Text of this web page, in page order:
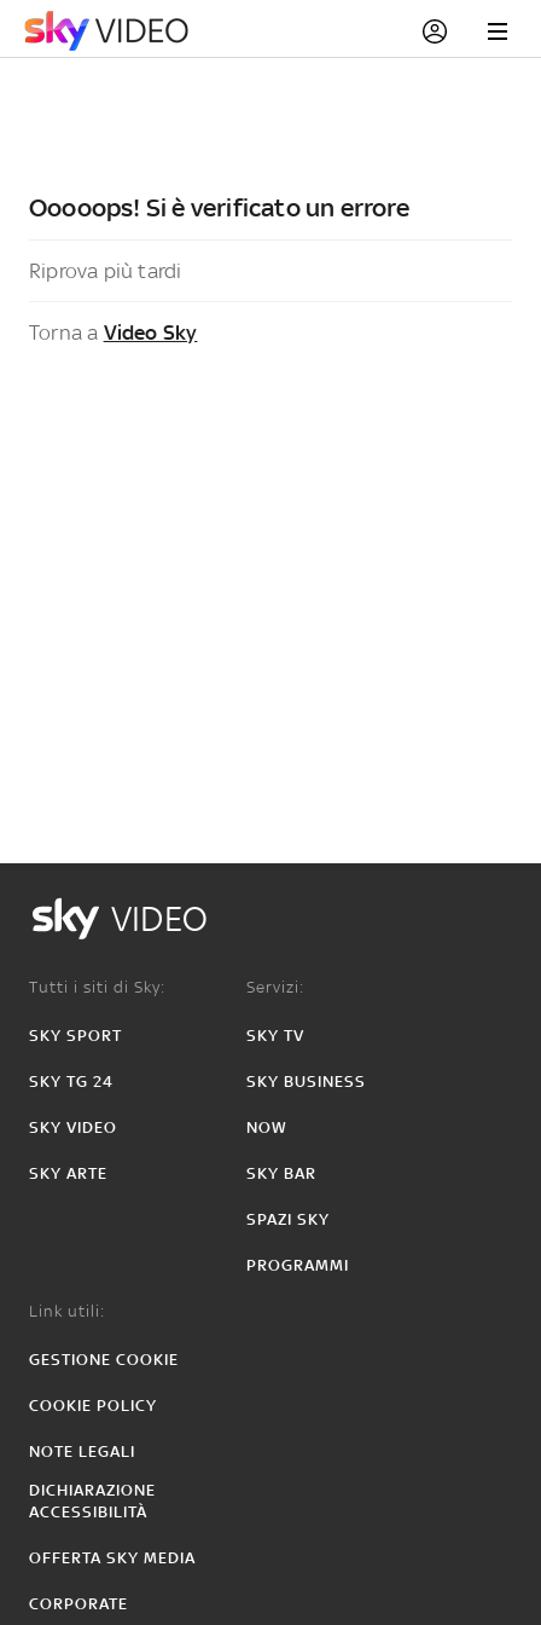
Ooooops! Si è verificato un errore
Riprova più tardi
Torna a Video Sky
VIDEO
Tutti i siti di Sky:
SKY SPORT
SKY TG 24
SKY VIDEO
SKY ARTE
Servizi:
SKY TV
SKY BUSINESS
NOW
SKY BAR
SPAZI SKY
PROGRAMMI
Link utili:
GESTIONE COOKIE
COOKIE POLICY
NOTE LEGALI
DICHIARAZIONE
ACCESSIBILITÀ
OFFERTA SKY MEDIA
CORPORATE